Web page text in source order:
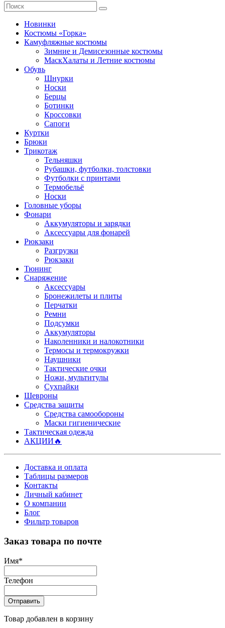
Новинки
Костюмы «Горка»
Камуфляжные костюмы
Зимние и Демисезонные костюмы
МаскХалаты и Летние костюмы
Обувь
Шнурки
Носки
Берцы
Ботинки
Кроссовки
Сапоги
Куртки
Брюки
Трикотаж
Тельняшки
Рубашки, футболки, толстовки
Футболки с принтами
Термобельё
Носки
Головные уборы
Фонари
Аккумуляторы и зарядки
Аксессуары для фонарей
Рюкзаки
Разгрузки
Рюкзаки
Тюнинг
Снаряжение
Аксессуары
Бронежилеты и плиты
Перчатки
Ремни
Подсумки
Аккумуляторы
Наколенники и налокотники
Термосы и термокружки
Наушники
Тактические очки
Ножи, мультитулы
Сухпайки
Шевроны
Средства защиты
Средства самообороны
Маски гигиенические
Тактическая одежда
АКЦИИ🔥
Доставка и оплата
Таблицы размеров
Контакты
Личный кабинет
О компании
Блог
Фильтр товаров
Заказ товара по почте
Имя*
Телефон
Отправить
Товар добавлен в корзину